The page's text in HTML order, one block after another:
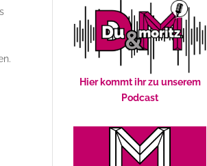
Hier kommt ihr zu unserem
Podcast